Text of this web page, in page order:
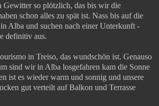
Gewitter so plötzlich, das bis wir die
schon alles zu spät ist. Nass bis auf die
Alba und suchen nach einer Unterkunft -
definitiv aus.
in Treiso, das wundschön ist. Genauso
sind wir in Alba losgefahren kam die Sonne
ist es wieder warm und sonnig und unsere
gut verteilt auf Balkon und Terrasse